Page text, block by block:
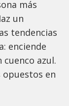
más
un
tendencias
enciende
cuenco azul.
en